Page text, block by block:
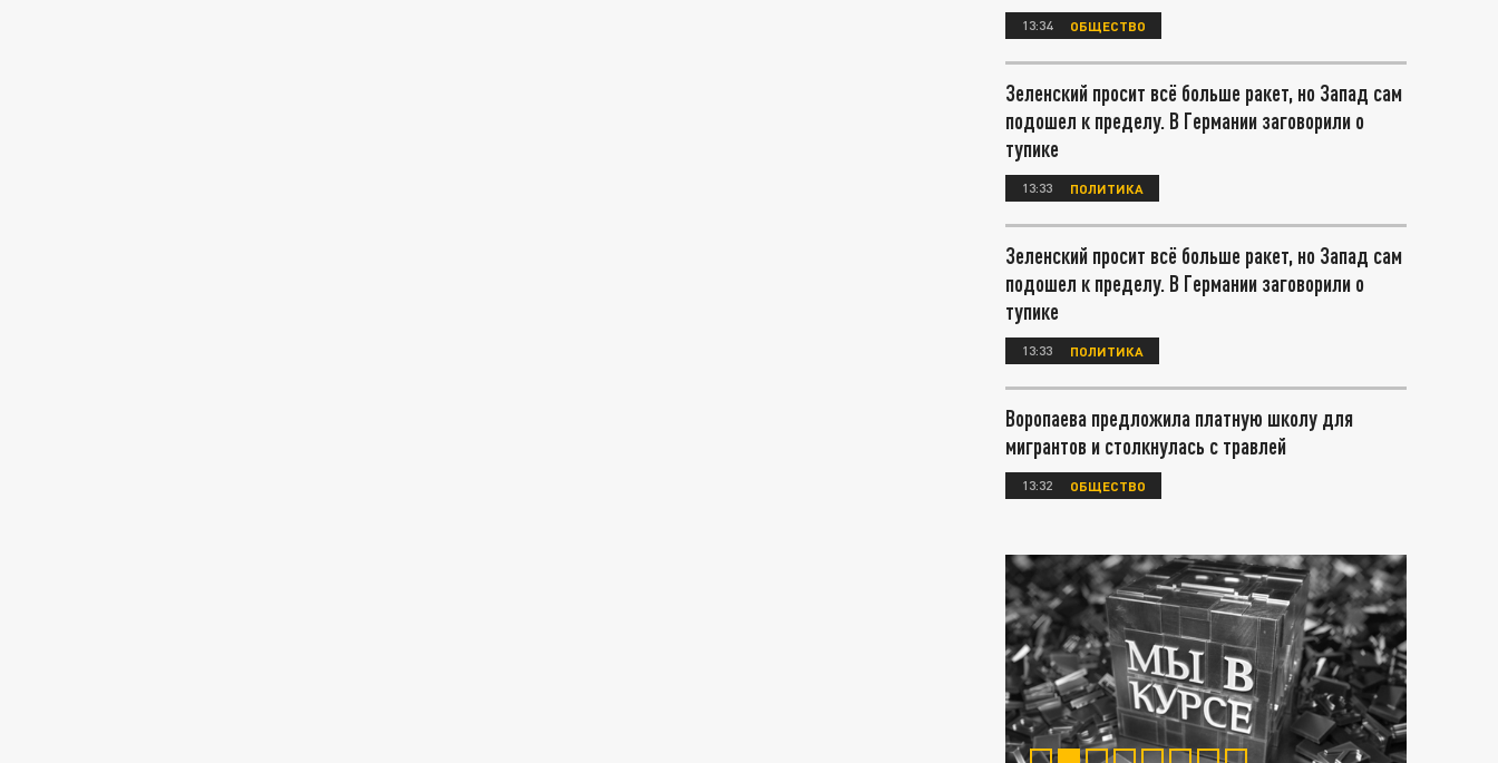
13:34 ОБЩЕСТВО
Зеленский просит всё больше ракет, но Запад сам
подошел к пределу. В Германии заговорили о
тупике
13:33 ПОЛИТИКА
Зеленский просит всё больше ракет, но Запад сам
подошел к пределу. В Германии заговорили о
тупике
13:33 ПОЛИТИКА
Воропаева предложила платную школу для
мигрантов и столкнулась с травлей
13:32 ОБЩЕСТВО